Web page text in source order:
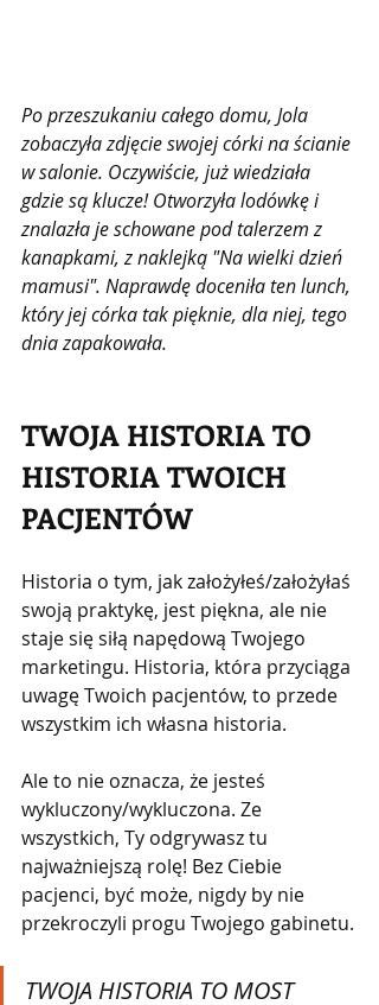
Po przeszukaniu całego domu, Jola
zobaczyła zdjęcie swojej córki na ścianie
w salonie. Oczywiście, już wiedziała
gdzie są klucze! Otworzyła lodówkę i
znalazła je schowane pod talerzem z
kanapkami, z naklejką "Na wielki dzień
mamusi". Naprawdę doceniła ten lunch,
który jej córka tak pięknie, dla niej, tego
dnia zapakowała.
TWOJA HISTORIA TO
HISTORIA TWOICH
PACJENTÓW
Historia o tym, jak założyłeś/założyłaś
swoją praktykę, jest piękna, ale nie
staje się siłą napędową Twojego
marketingu. Historia, która przyciąga
uwagę Twoich pacjentów, to przede
wszystkim ich własna historia.
Ale to nie oznacza, że jesteś
wykluczony/wykluczona. Ze
wszystkich, Ty odgrywasz tu
najważniejszą rolę! Bez Ciebie
pacjenci, być może, nigdy by nie
przekroczyli progu Twojego gabinetu.
TWOJA HISTORIA TO MOST